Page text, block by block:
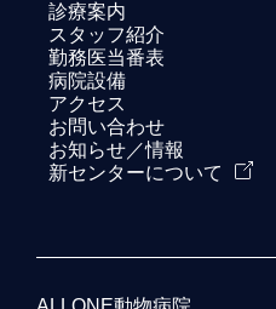
診療案内
スタッフ紹介
勤務医当番表
病院設備
アクセス
お問い合わせ
お知らせ／情報
新センターについて